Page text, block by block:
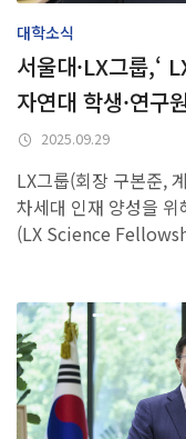
대학소식
서울대·LX그룹,‘
자연대 학생·연구
2025.09.29
LX그룹(회장 구본준,
차세대 인재 양성을 위
(LX Science
자연대 발전기금
발전기금 홈
모금캠페인
참여안내
온라인 기부자의 벽
기부스토리
관허코스모스홀
공지 사항
행사안내
교수초빙